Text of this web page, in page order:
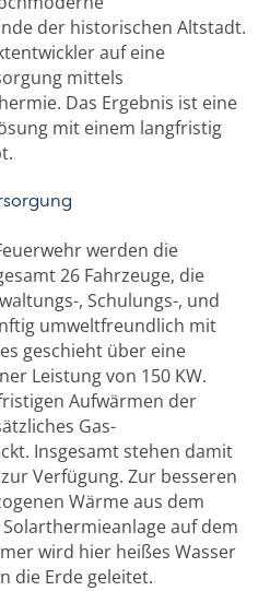
der historischen Altstadt.
auf eine
mittels
Das Ergebnis ist eine
mit einem langfristig
werden die
26 Fahrzeuge, die
, Schulungs-, und
umweltfreundlich mit
geschieht über eine
Leistung von 150 KW.
Aufwärmen der
Gas-
Insgesamt stehen damit
Verfügung. Zur besseren
Wärme aus dem
auf dem
wird hier heißes Wasser
die Erde geleitet.